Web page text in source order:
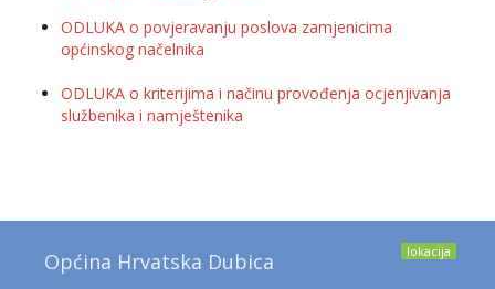
ODLUKA o povjeravanju poslova zamjenicima
općinskog načelnika
ODLUKA o kriterijima i načinu provođenja ocjenjivanja
službenika i namještenika
lokacija
Općina Hrvatska Dubica